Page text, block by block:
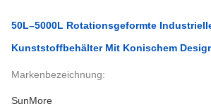
50L–5000L Rotationsgeformte
Kunststoffbehälter Mit Konischem
Markenbezeichnung:
SunMore